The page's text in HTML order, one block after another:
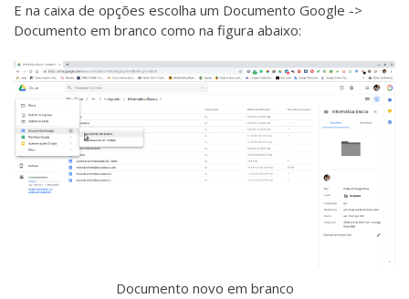
E na caixa de opções escolha um Documento Google ->
Documento em branco como na figura abaixo:
Documento novo em branco